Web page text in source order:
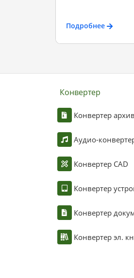
Подробнее
Конвертер
Конвертер
Аудио-
Конвертер CAD
Конвертер
Конвертер
Конвертер эл.